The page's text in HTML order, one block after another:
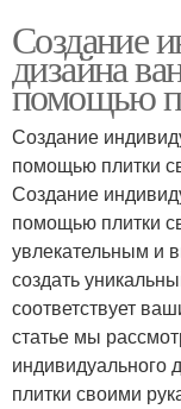
Создание
дизайна
помощью
Создание
помощью плитки
Создание
помощью плитки
увлекательным и
создать
соответствует
статье мы
плитки своими